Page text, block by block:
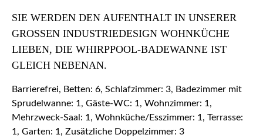
SIE WERDEN DEN AUFENTHALT IN UNSERER
GROSSEN INDUSTRIEDESIGN WOHNKÜCHE L
IEBEN, DIE WHIRPPOOL-BADEWANNE IST G
LEICH NEBENAN.
Barrierefrei, Betten: 6, Schlafzimmer: 3, Badezimmer mit
Sprudelwanne: 1, Gäste-WC: 1, Wohnzimmer: 1,
Mehrzweck-Saal: 1, Wohnküche/Esszimmer: 1, Terrasse:
1, Garten: 1, Zusätzliche Doppelzimmer: 3